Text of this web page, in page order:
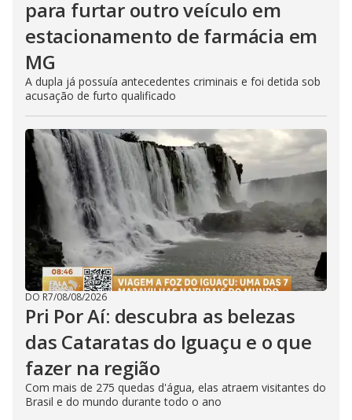
para furtar outro veículo em
estacionamento de farmácia em
MG
A dupla já possuía antecedentes criminais e foi detida sob
acusação de furto qualificado
DO R7/08/08/2026
Pri Por Aí: descubra as belezas
das Cataratas do Iguaçu e o que
fazer na região
Com mais de 275 quedas d'água, elas atraem visitantes do
Brasil e do mundo durante todo o ano